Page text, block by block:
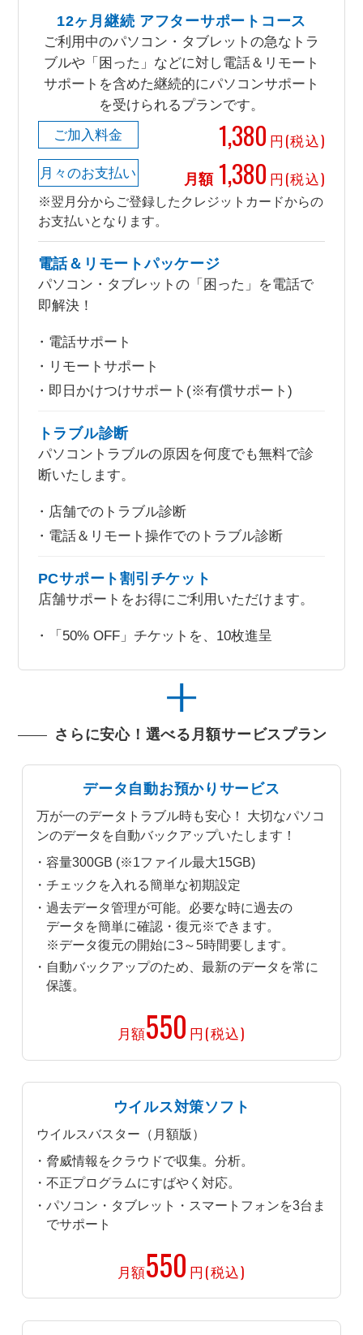
12ヶ月継続 アフターサポートコース
ご利用中のパソコン・タブレットの急なトラ
ブルや「困った」などに対し電話＆リモート
サポートを含めた継続的にパソコンサポート
を受けられるプランです。
ご加入料金
1,380 円(税込)
月々のお支払い 月額 1,380 円(税込)
※翌月分からご登録したクレジットカードからの
お支払いとなります。
電話＆リモートパッケージ
パソコン・タブレットの「困った」を電話で
即解決！
電話サポート
リモートサポート
即日かけつけサポート(※有償サポート)
トラブル診断
パソコントラブルの原因を何度でも無料で診
断いたします。
店舗でのトラブル診断
電話＆リモート操作でのトラブル診断
PCサポート割引チケット
店舗サポートをお得にご利用いただけます。
「50% OFF」チケットを、10枚進呈
さらに安心！選べる月額サービスプラン
データ自動お預かりサービス
万が一のデータトラブル時も安心！ 大切なパソコ
ンのデータを自動バックアップいたします！
容量300GB (※1ファイル最大15GB)
チェックを入れる簡単な初期設定
過去データ管理が可能。必要な時に過去の
データを簡単に確認・復元※できます。
※データ復元の開始に3～5時間要します。
自動バックアップのため、最新のデータを常に
保護。
月額550 円(税込)
ウイルス対策ソフト
ウイルスバスター（月額版）
脅威情報をクラウドで収集。分析。
不正プログラムにすばやく対応。
パソコン・タブレット・スマートフォンを3台ま
でサポート
月額550 円(税込)